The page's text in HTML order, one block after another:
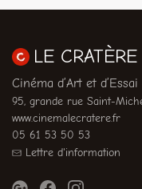
LE CRATÈRE
Cinéma d’Art et
95, grande rue Saint-
www.cinemalecratere.fr
05 61 53 50 53
Lettre d'information